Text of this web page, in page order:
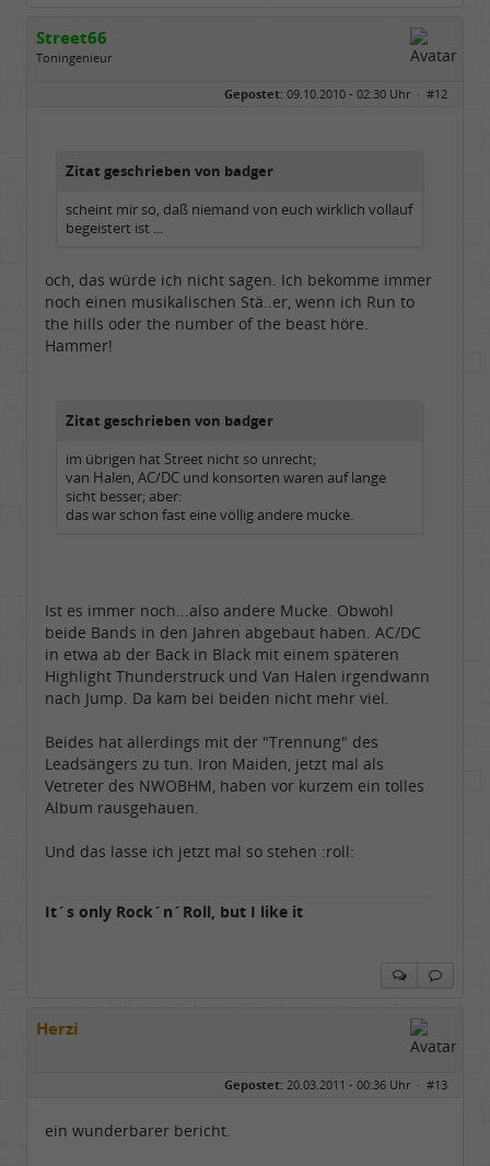
Street66
Toningenieur
Gepostet: 09.10.2010 - 02:30 Uhr · #12
Zitat geschrieben von badger
scheint mir so, daß niemand von euch wirklich vollauf
begeistert ist ...
och, das würde ich nicht sagen. Ich bekomme immer
noch einen musikalischen Stä..er, wenn ich Run to
the hills oder the number of the beast höre.
Hammer!
Zitat geschrieben von badger
im übrigen hat Street nicht so unrecht;
van Halen, AC/DC und konsorten waren auf lange
sicht besser; aber:
das war schon fast eine völlig andere mucke.
Ist es immer noch...also andere Mucke. Obwohl
beide Bands in den Jahren abgebaut haben. AC/DC
in etwa ab der Back in Black mit einem späteren
Highlight Thunderstruck und Van Halen irgendwann
nach Jump. Da kam bei beiden nicht mehr viel.
Beides hat allerdings mit der "Trennung" des
Leadsängers zu tun. Iron Maiden, jetzt mal als
Vetreter des NWOBHM, haben vor kurzem ein tolles
Album rausgehauen.
Und das lasse ich jetzt mal so stehen :roll:
It´s only Rock´n´Roll, but I like it
Herzi
Gepostet: 20.03.2011 - 00:36 Uhr · #13
ein wunderbarer bericht.